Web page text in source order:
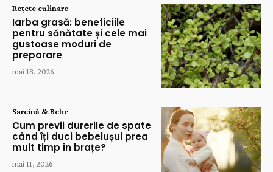
Rețete culinare
Iarba grasă: beneficiile
pentru sănătate și cele mai
gustoase moduri de
preparare
mai 18, 2026
Sarcină & Bebe
Cum previi durerile de spate
când îți duci bebelușul prea
mult timp în brațe?
mai 11, 2026